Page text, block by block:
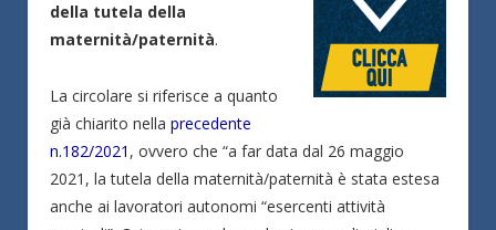
della tutela della
maternità/paternità.
La circolare si riferisce a quanto
già chiarito nella precedente
n.182/2021 , ovvero che “a far data dal 26 maggio
2021, la tutela della maternità/paternità è stata estesa
anche ai lavoratori autonomi “esercenti attività